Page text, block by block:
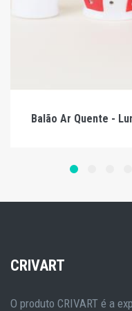
Balão Ar Quente -
CRIVART
O produto CRIVART é a